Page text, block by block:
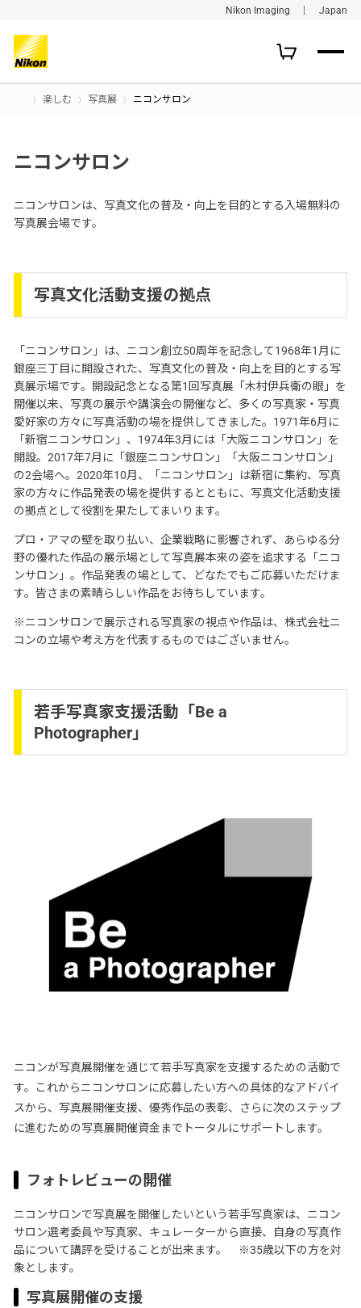
Nikon Imaging ｜ Japan
楽しむ 写真展 ニコンサロン
ニコンサロン
ニコンサロンは、写真文化の普及・向上を目的とする入場無料の
写真展会場です。
写真文化活動支援の拠点
「ニコンサロン」は、ニコン創立50周年を記念して1968年1月に
銀座三丁目に開設された、写真文化の普及・向上を目的とする写
真展示場です。開設記念となる第1回写真展「木村伊兵衛の眼」を
開催以来、写真の展示や講演会の開催など、多くの写真家・写真
愛好家の方々に写真活動の場を提供してきました。1971年6月に
「新宿ニコンサロン」、1974年3月には「大阪ニコンサロン」を
開設。2017年7月に「銀座ニコンサロン」「大阪ニコンサロン」
の2会場へ。2020年10月、「ニコンサロン」は新宿に集約、写真
家の方々に作品発表の場を提供するとともに、写真文化活動支援
の拠点として役割を果たしてまいります。
プロ・アマの壁を取り払い、企業戦略に影響されず、あらゆる分
野の優れた作品の展示場として写真展本来の姿を追求する「ニコ
ンサロン」。作品発表の場として、どなたでもご応募いただけま
す。皆さまの素晴らしい作品をお待ちしています。
※ニコンサロンで展示される写真家の視点や作品は、株式会社ニ
コンの立場や考え方を代表するものではございません。
若手写真家支援活動「Be a
Photographer」
ニコンが写真展開催を通じて若手写真家を支援するための活動で
す。これからニコンサロンに応募したい方への具体的なアドバイ
スから、写真展開催支援、優秀作品の表彰、さらに次のステップ
に進むための写真展開催資金までトータルにサポートします。
フォトレビューの開催
ニコンサロンで写真展を開催したいという若手写真家は、ニコン
サロン選考委員や写真家、キュレーターから直接、自身の写真作
品について講評を受けることが出来ます。 ※35歳以下の方を対
象とします。
写真展開催の支援